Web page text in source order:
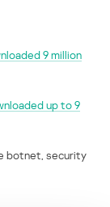
9 million
up to 9
botnet, security